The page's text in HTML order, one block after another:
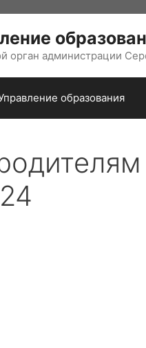
орган администрации
образования